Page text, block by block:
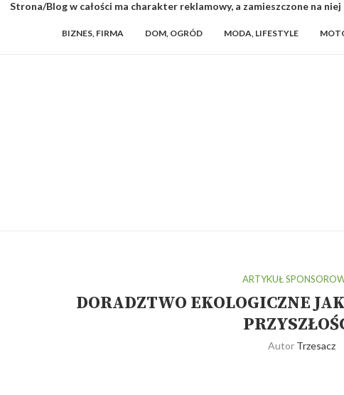
Strona/Blog w całości ma charakter reklamowy, a zamieszczone na
BIZNES, FIRMA DOM, OGRÓD MODA, LIFESTYLE
ARTYKUŁ
DORADZTWO EKOLOGICZNE
Autor Trzesacz